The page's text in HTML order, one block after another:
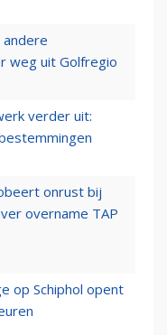
weg uit Golfregio
verder uit:
onrust bij
overname TAP
op Schiphol opent